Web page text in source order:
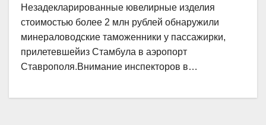
Незадекларированные ювелирные изделия
стоимостью более 2 млн рублей обнаружили
минераловодские таможенники у пассажирки,
прилетевшейиз Стамбула в аэропорт
Ставрополя.Внимание инспекторов в…